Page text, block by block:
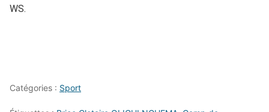
WS.
Catégories : Sport